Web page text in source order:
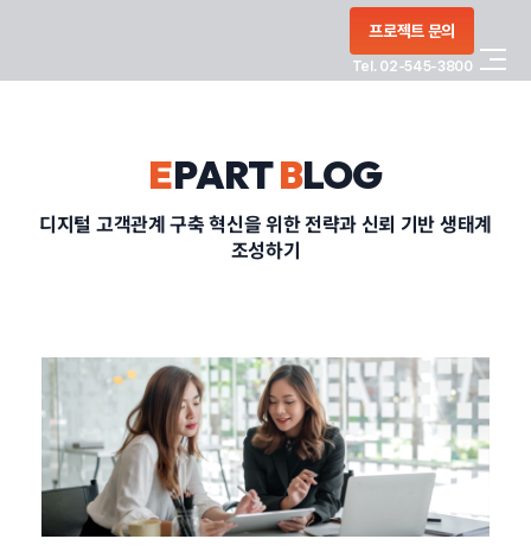
프로젝트 문의
Tel. 02-545-3800
CONTACT
정부지원사업
EPARTBLOG
디지털 고객관계 구축 혁신을 위한 전략과 신뢰 기반 생태계
조성하기